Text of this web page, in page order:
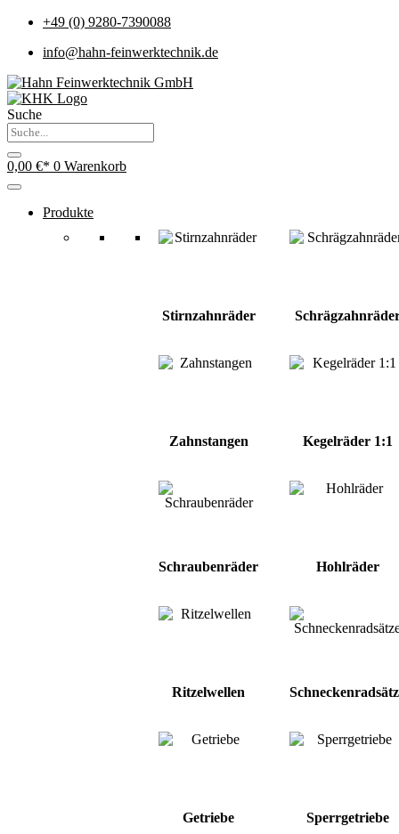
+49 (0) 9280-7390088
info@hahn-feinwerktechnik.de
Suche
0,00 € 0 Warenkorb
Produkte
Stirnzahnräder
Zahnstangen Kegelräder 1:1
Schraubenräder Hohlräder
Ritzelwellen
Getriebe
Sperrgetriebe